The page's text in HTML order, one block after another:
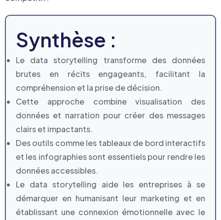
Synthèse :
Le data storytelling transforme des données
brutes en récits engageants, facilitant la
compréhension et la prise de décision.
Cette approche combine visualisation des
données et narration pour créer des messages
clairs et impactants.
Des outils comme les tableaux de bord interactifs
et les infographies sont essentiels pour rendre les
données accessibles.
Le data storytelling aide les entreprises à se
démarquer en humanisant leur marketing et en
établissant une connexion émotionnelle avec le